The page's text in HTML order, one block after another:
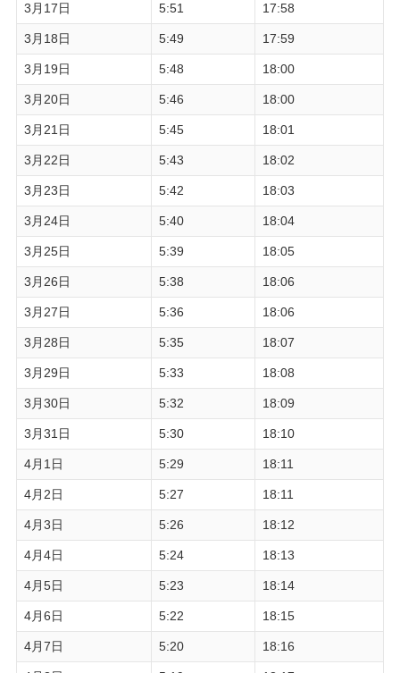
3月17日 5:51 17:58
3月18日 5:49 17:59
3月19日 5:48 18:00
3月20日 5:46 18:00
3月21日 5:45 18:01
3月22日 5:43 18:02
3月23日 5:42 18:03
3月24日 5:40 18:04
3月25日 5:39 18:05
3月26日 5:38 18:06
3月27日 5:36 18:06
3月28日 5:35 18:07
3月29日 5:33 18:08
3月30日 5:32 18:09
3月31日 5:30 18:10
4月1日 5:29 18:11
4月2日 5:27 18:11
4月3日 5:26 18:12
4月4日 5:24 18:13
4月5日 5:23 18:14
4月6日 5:22 18:15
4月7日 5:20 18:16